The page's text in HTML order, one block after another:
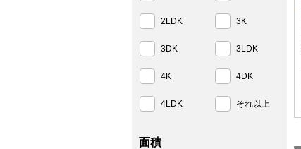
2LDK 3K
3DK 3LDK
4K 4DK
4LDK それ以上
面積